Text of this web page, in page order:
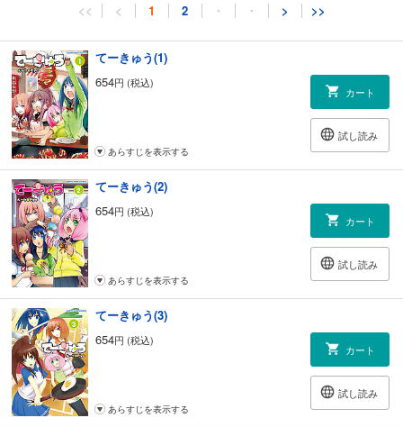
<< < 1 2 ・ ・ > >>
てーきゅう(1)
654円 (税込)
カート
試し読み
あらすじを表示する
てーきゅう(2)
654円 (税込)
カート
試し読み
あらすじを表示する
てーきゅう(3)
654円 (税込)
カート
試し読み
あらすじを表示する